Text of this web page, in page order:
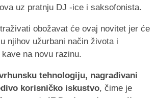
uz pratnju DJ -ice i saksofonista.
obožavat će ovaj novitet jer će
njihov užurbani način života i
na novu razinu.
tehnologiju, nagrađivani
korisničko iskustvo, čime je